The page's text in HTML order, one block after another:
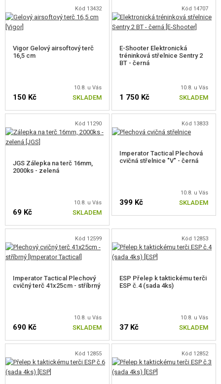
Kód 13432
Vigor Gelový airsoftový terč
16,5 cm
10.8. u Vás
150 Kč SKLADEM
Kód 14707
E-Shooter Elektronická
tréninková střelnice Sentry 2
BT - černá
10.8. u Vás
1 750 Kč SKLADEM
Kód 11290
JGS Zálepka na terč 16mm,
2000ks - zelená
10.8. u Vás
69 Kč SKLADEM
Kód 13833
Imperator Tactical Plechová
cvičná střelnice "V" - černá
10.8. u Vás
399 Kč SKLADEM
Kód 12599
Imperator Tactical Plechový
cvičný terč 41x25cm - stříbrný
10.8. u Vás
690 Kč SKLADEM
Kód 12853
ESP Přelep k taktickému terči
ESP č.4 (sada 4ks)
10.8. u Vás
37 Kč SKLADEM
Kód 12855 Kód 12852